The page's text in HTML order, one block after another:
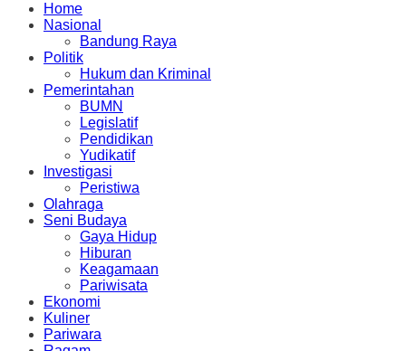
Home
Nasional
Bandung Raya
Politik
Hukum dan Kriminal
Pemerintahan
BUMN
Legislatif
Pendidikan
Yudikatif
Investigasi
Peristiwa
Olahraga
Seni Budaya
Gaya Hidup
Hiburan
Keagamaan
Pariwisata
Ekonomi
Kuliner
Pariwara